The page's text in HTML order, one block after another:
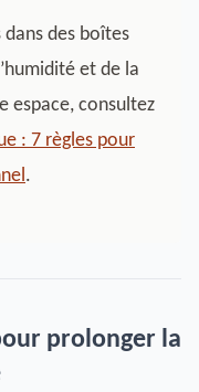
dans des boîtes
et de la
espace, consultez
: 7 règles pour
.
prolonger la